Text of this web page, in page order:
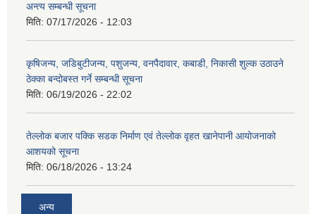
अन्त्य सम्बन्धी सूचना
मिति: 07/17/2026 - 12:03
कृषिजन्य, जडिबुटीजन्य, पशुजन्य, वनपैदावार, कबाडी, निकासी शुल्क उठाउने
ठेक्का बन्दोबस्त गर्ने सम्बन्धी सूचना
मिति: 06/19/2026 - 22:02
तेल्लोक बजार पक्कि सडक निर्माण एवं तेल्लोक वृहत खानेपानी आयोजनाको
आशयको सूचना
मिति: 06/18/2026 - 13:24
अन्य